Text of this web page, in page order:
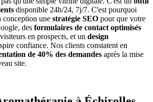
disponible 24h/24, 7j/7. C'est pourquoi
conception une stratégie SEO pour que votre
des formulaires de contact optimisés
en prospects, et un design
confiance. Nos clients constatent en
de 40% des demandes après la mise
site.